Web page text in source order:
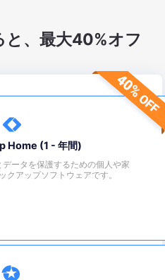
、最大40%オフ

Home (1 - 年間)
ータを保護するための個人や家
クアップソフトウェアです。
